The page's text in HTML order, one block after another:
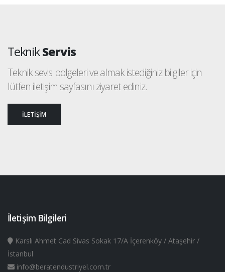
TeknikServis
Teknik sevis bölgeleri ve almak istediğiniz bilgiler için
lütfen iletişim sayfasını ziyaret ediniz.
İLETİŞİM
İletişim Bilgileri
Karslı Ahmet Cad Sivas Sokak 17/A İçerenköy / Ataşehir /
İstanbul
info@beratendustriyel.com.tr